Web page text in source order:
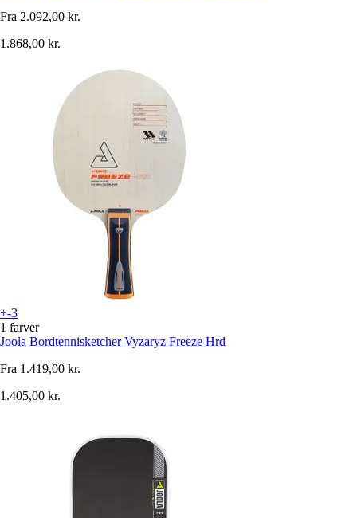
Fra 2.092,00 kr.
1.868,00 kr.
+-3
1 farver
Joola Bordtennisketcher Vyzaryz Freeze Hrd
Fra 1.419,00 kr.
1.405,00 kr.